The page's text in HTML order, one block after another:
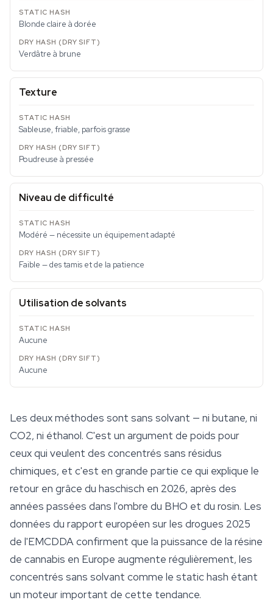
Blonde claire à dorée
Verdâtre à brune
Texture
Sableuse, friable, parfois grasse
Poudreuse à pressée
Niveau de difficulté
Modéré — nécessite un équipement adapté
Faible — des tamis et de la patience
Utilisation de solvants
Aucune
Aucune
Les deux méthodes sont sans solvant — ni butane, ni
CO2, ni éthanol. C'est un argument de poids pour
ceux qui veulent des concentrés sans résidus
chimiques, et c'est en grande partie ce qui explique le
retour en grâce du haschisch en 2026, après des
années passées dans l'ombre du BHO et du rosin. Les
données du rapport européen sur les drogues 2025
de l'EMCDDA confirment que la puissance de la résine
de cannabis en Europe augmente régulièrement, les
concentrés sans solvant comme le static hash étant
un moteur important de cette tendance.